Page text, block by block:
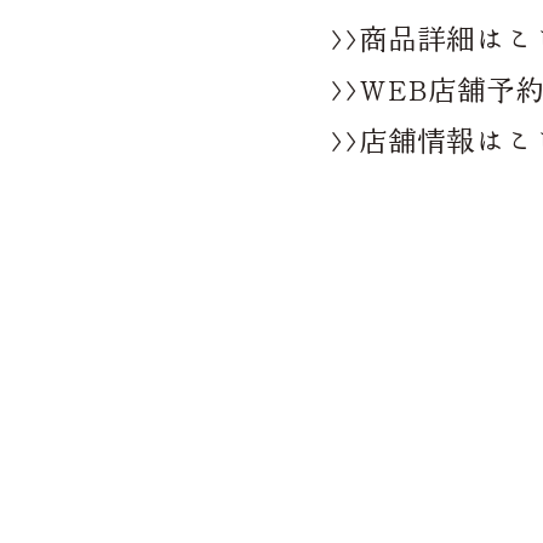
>>商品詳細はこ
>>WEB店舗予
>>店舗情報はこ